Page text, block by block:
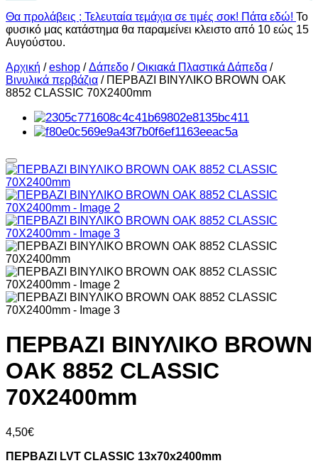
Θα προλάβεις ; Τελευταία τεμάχια σε τιμές σοκ! Πάτα εδώ! Το
φυσικό μας κατάστημα θα παραμείνει κλειστο από 10 εώς 15
Αυγούστου.
Αρχική /eshop /Δάπεδο /Οικιακά Πλαστικά Δάπεδα /
Βινυλικά περβάζια / ΠΕΡΒΑΖΙ BIΝΥΛΙΚΟ BROWN OAK
8852 CLASSIC 70Χ2400mm
ΠΕΡΒΑΖΙ BIΝΥΛΙΚΟ BROWN
OAK 8852 CLASSIC
70Χ2400mm
4,50€
ΠΕΡΒΑΖΙ
LVT CLASSIC 13x70x2400mm